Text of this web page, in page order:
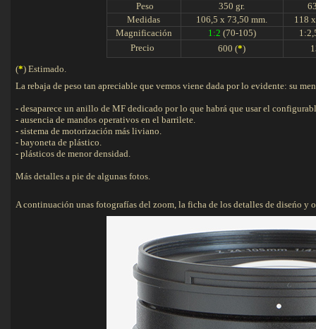
Peso 350 gr.
Medidas
106,5 x 73,50 mm.
118
Magnificación
1:2 (70-105)
Precio 
600 (*)
(*) Estimado.
La rebaja de peso tan apreciable que vemos viene dada por lo evidente: su
- desaparece un anillo de MF dedicado por lo que habrá que usar el
- ausencia de mandos operativos en el barrilete.
- sistema de motorización más liviano.
- bayoneta de plástico.
- plásticos de menor densidad.
Más detalles a pie de algunas fotos.
A continuación unas fotografías del zoom, la ficha de los detalles de diseńo y